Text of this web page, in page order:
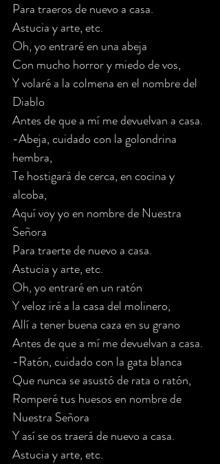
Para traeros de nuevo a casa.
Astucia y arte, etc.
Oh, yo entraré en una abeja
Con mucho horror y miedo de vos,
Y volaré a la colmena en el nombre del
Diablo
Antes de que a mí me devuelvan a casa.
-Abeja, cuidado con la golondrina
hembra,
Te hostigará de cerca, en cocina y
alcoba,
Aquí voy yo en nombre de Nuestra
Señora
Para traerte de nuevo a casa.
Astucia y arte, etc.
Oh, yo entraré en un ratón
Y veloz iré a la casa del molinero,
Allí a tener buena caza en su grano
Antes de que a mí me devuelvan a casa.
-Ratón, cuidado con la gata blanca
Que nunca se asustó de rata o ratón,
Romperé tus huesos en nombre de
Nuestra Señora
Y así se os traerá de nuevo a casa.
Astucia y arte, etc.